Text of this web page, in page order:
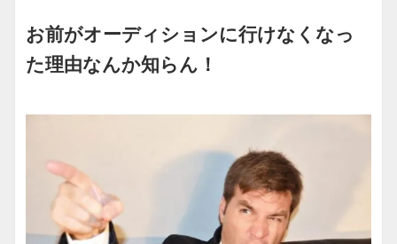
お前がオーディションに行けなくなっ
た理由なんか知らん！